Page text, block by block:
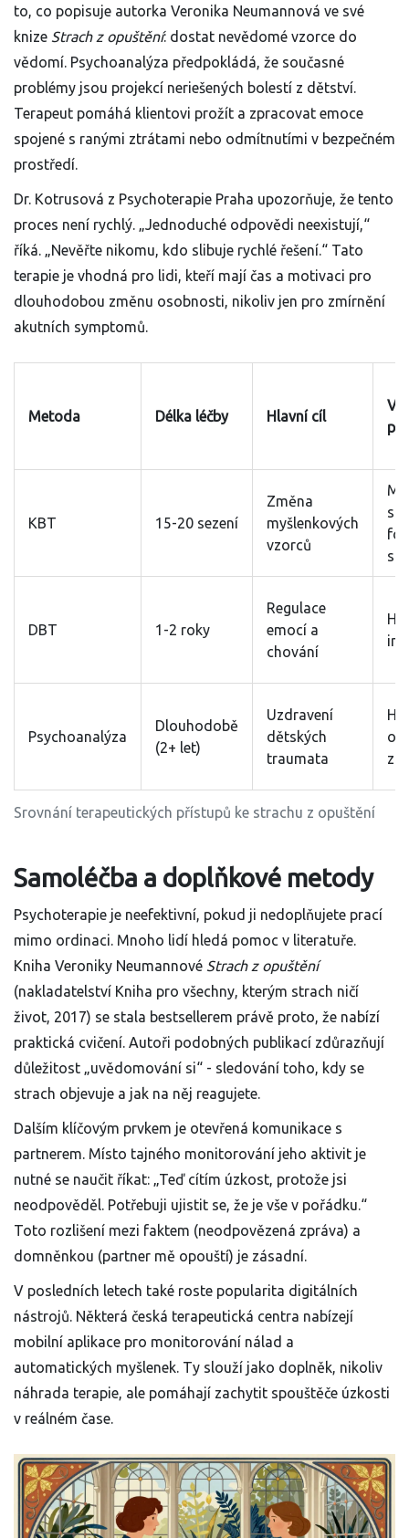
to, co popisuje autorka Veronika Neumannová ve své
knize Strach z opuštění: dostat nevědomé vzorce do
vědomí. Psychoanalýza předpokládá, že současné
problémy jsou projekcí neriešených bolestí z dětství.
Terapeut pomáhá klientovi prožít a zpracovat emoce
spojené s ranými ztrátami nebo odmítnutími v bezpečném
prostředí.
Dr. Kotrusová z Psychoterapie Praha upozorňuje, že tento
proces není rychlý. „Jednoduché odpovědi neexistují,“
říká. „Nevěřte nikomu, kdo slibuje rychlé řešení.“ Tato
terapie je vhodná pro lidi, kteří mají čas a motivaci pro
dlouhodobou změnu osobnosti, nikoliv jen pro zmírnění
akutních symptomů.
Srovnání terapeutických přístupů ke strachu z opuštění
Metoda Délka léčby Hlavní cíl
pro
KBT 15-20 sezení
Změna
myšlenkových
vzorců
DBT 1-2 roky
Regulace
emocí a
chování
Psychoanalýza
Dlouhodobě
(2+ let)
Uzdravení
dětských
traumata
Samoléčba a doplňkové metody
Psychoterapie je neefektivní, pokud ji nedoplňujete prací
mimo ordinaci. Mnoho lidí hledá pomoc v literatuře.
Kniha Veroniky Neumannové Strach z opuštění
(nakladatelství Kniha pro všechny, kterým strach ničí
život, 2017) se stala bestsellerem právě proto, že nabízí
praktická cvičení. Autoři podobných publikací zdůrazňují
důležitost „uvědomování si“ - sledování toho, kdy se
strach objevuje a jak na něj reagujete.
Dalším klíčovým prvkem je otevřená komunikace s
partnerem. Místo tajného monitorování jeho aktivit je
nutné se naučit říkat: „Teď cítím úzkost, protože jsi
neodpověděl. Potřebuji ujistit se, že je vše v pořádku.“
Toto rozlišení mezi faktem (neodpovězená zpráva) a
domněnkou (partner mě opouští) je zásadní.
V posledních letech také roste popularita digitálních
nástrojů. Některá česká terapeutická centra nabízejí
mobilní aplikace pro monitorování nálad a
automatických myšlenek. Ty slouží jako doplněk, nikoliv
náhrada terapie, ale pomáhají zachytit spouštěče úzkosti
v reálném čase.